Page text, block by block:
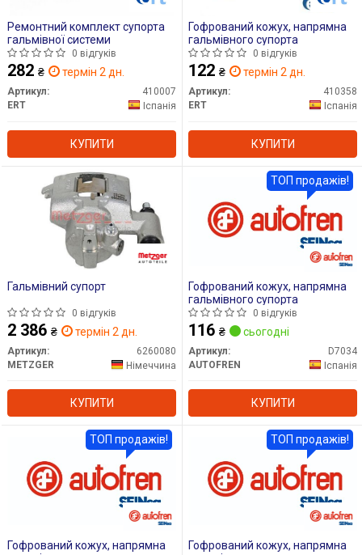
Ремонтний комплект супорта
гальмівної системи
0 відгуків
282 ₴ термін 2 дн.
Артикул:
410007
ERT
Іспанія
КУПИТИ
Гофрований кожух, напрямна
гальмівного супорта
0 відгуків
122 ₴ термін 2 дн.
Артикул:
410358
ERT
Іспанія
КУПИТИ
Гальмівний супорт
0 відгуків
2 386 ₴ термін 2 дн.
Артикул:
6260080
METZGER
Німеччина
КУПИТИ
Гофрований кожух, напрямна
гальмівного супорта
0 відгуків
116 ₴ сьогодні
Артикул:
D7034
AUTOFREN
Іспанія
КУПИТИ
ТОП продажів!
Гофрований кожух, напрямна
ТОП продажів!
Гофрований кожух, напрямна
ТОП продажів!